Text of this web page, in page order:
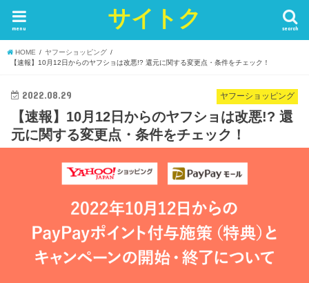
サイトク search
menu
HOME
ヤフーショッピング
【速報】10月12日からのヤフショは改悪!? 還元に関する変更点・条件をチェック！
ヤフーショッピング
2022.08.29
【速報】10月12日からのヤフショは改悪!? 還
元に関する変更点・条件をチェック！